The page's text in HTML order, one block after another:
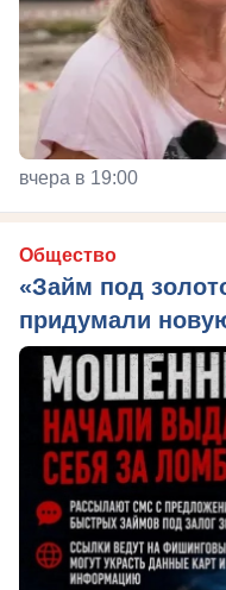
вчера в 19:00
Общество
«Займ под
придумали